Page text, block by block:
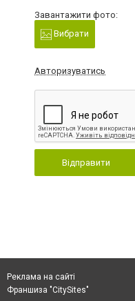
Завантажити фото:
Вибрати
Авторизуватись
Відправити
Реклама на сайті
Франшиза "CitySites"